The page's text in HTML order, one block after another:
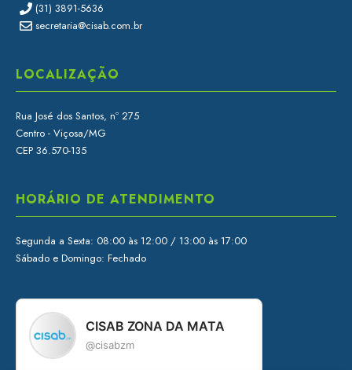
(31) 3891-5636
secretaria@cisab.com.br
LOCALIZAÇÃO
Rua José dos Santos, nº 275
Centro - Viçosa/MG
CEP 36.570-135
HORÁRIO DE ATENDIMENTO
Segunda a Sexta: 08:00 às 12:00 / 13:00 às 17:00
Sábado e Domingo: Fechado
CISAB ZONA DA MATA
@cisabzm